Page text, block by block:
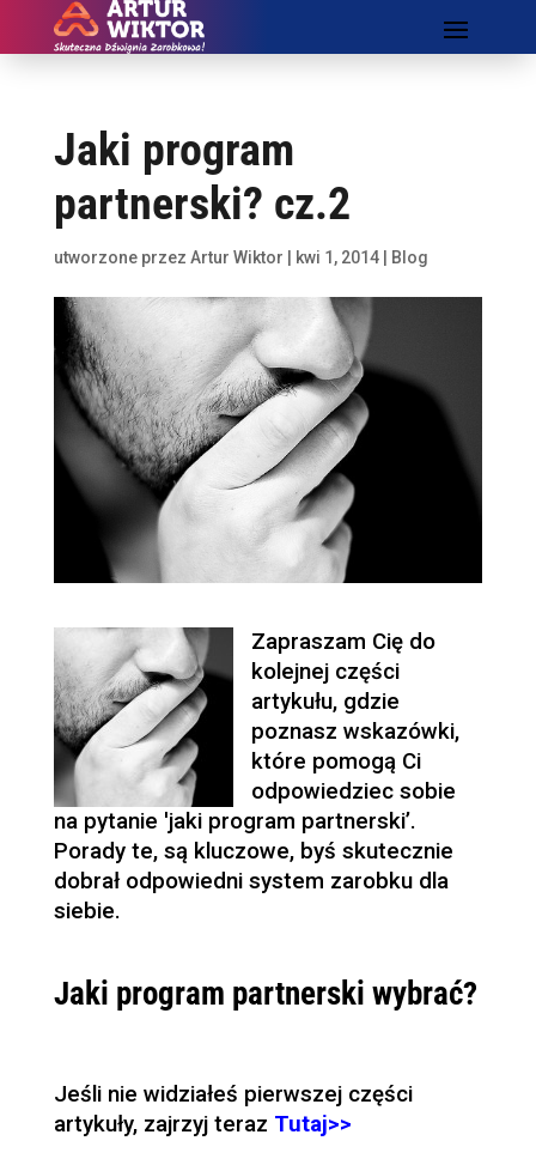
Jaki program
partnerski? cz.2
utworzone przez Artur Wiktor kwi 1, 2014| Blog
Zapraszam Cię do
kolejnej części
artykułu, gdzie
poznasz wskazówki,
które pomogą Ci
odpowiedziec sobie
na pytanie 'jaki program partnerski’.
Porady te, są kluczowe, byś skutecznie
dobrał odpowiedni system zarobku dla
siebie.
Jaki program partnerski wybrać?
Jeśli nie widziałeś pierwszej części
artykuły, zajrzyj teraz Tutaj>>